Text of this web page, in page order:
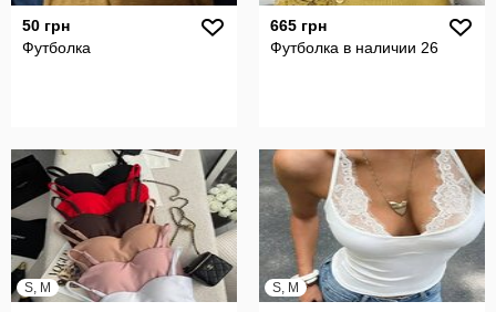
50 грн
Футболка
665 грн
Футболка в наличии 26
S, M S, M